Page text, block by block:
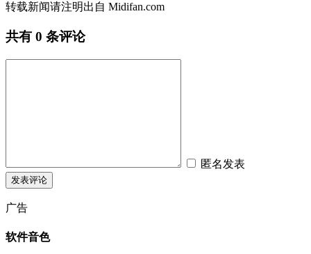
转载新闻请注明出自 Midifan.com
共有 0 条评论
匿名发表
广告
软件音色